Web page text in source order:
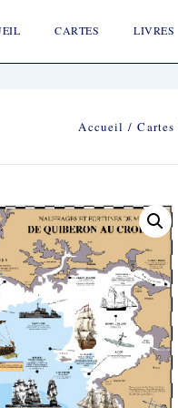
CARTES LIVRES
Accueil /Cartes